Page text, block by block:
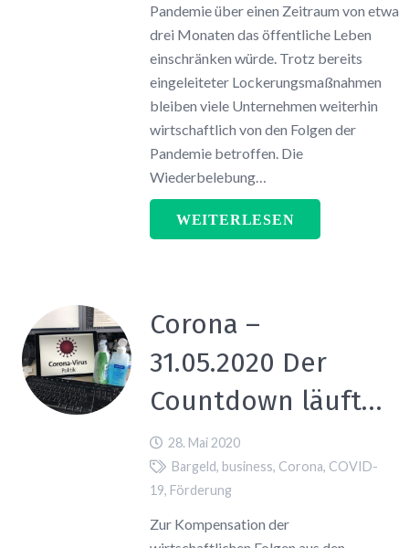
Pandemie über einen Zeitraum von etwa
drei Monaten das öffentliche Leben
einschränken würde. Trotz bereits
eingeleiteter Lockerungsmaßnahmen
bleiben viele Unternehmen weiterhin
wirtschaftlich von den Folgen der
Pandemie betroffen. Die
Wiederbelebung…
WEITERLESEN
Corona –
31.05.2020 Der
Countdown läuft…
28. Mai 2020
Bargeld, business, Corona, COVID-
19, Förderung
Zur Kompensation der